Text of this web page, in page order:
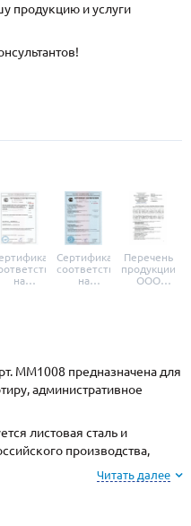
продукцию и услуги
на
Сертификат
соответствия
на
Перечень
продукции
ООО
ММ1008 предназначена для
административное
листовая сталь и
производства,
имеет необходимуюЧитать далее